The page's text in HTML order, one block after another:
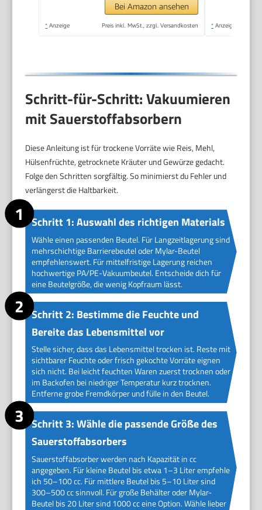
Bei Amazon ansehen
* Anzeige Preis inkl. MwSt., zzgl. Versandkosten * Anzeige
Schritt-für-Schritt: Vakuumieren
mit Sauerstoffabsorbern
Diese Anleitung ist für trockene Vorräte wie Reis, Mehl,
Hülsenfrüchte, getrocknete Kräuter und Gewürze gedacht.
Folge den Schritten sorgfältig. So minimierst du Fehler und
verlängerst die Haltbarkeit.
Schritt 1: Auswahl des richtigen Materials
Wähle einen passenden Beutel. Für Langzeitlagerung sind
mehrschichtige Barrierebeutel oder Mylar-Beutel
empfehlenswert. Für mittelfristige Lagerung reichen
hochwertige PA/PE-Vakuumbeutel. Entscheide dich für
eine Beutelgröße, die wenig Kopfraum lässt.
Schritt 2: Bestimme die Feuchte und
Bereite das Lebensmittel vor
Stelle sicher, dass das Lebensmittel trocken ist. Reste mit
sichtbarer Feuchte oder frisch gekochte Vorräte eignen
sich nicht. Bei leicht feuchten Waren zuerst trocknen oder
im Backofen bei niedriger Temperatur kurz trocknen.
Entferne grobe Fremdkörper und fülle in den Beutel.
Schritt 3: Wähle die passende Größe des
Sauerstoffabsorbers
Sauerstoffabsorber werden nach Kapazität in cc
angegeben. Für kleine Beutel bis etwa 1–3 Liter empfehle
ich 50–100 cc. Für mittlere Beutel bis 5–10 Liter sind
300–500 cc sinnvoll. Für große Behälter oder Mylar-
Beutel bis 20 Liter sind 1000 cc eine Option. Wähle lieber